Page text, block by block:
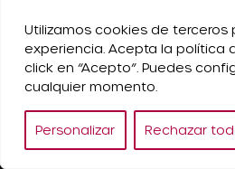
Utilizamos cookies de terceros
experiencia. Acepta la política
click en “Acepto”. Puedes
cualquier momento.
Personalizar Rechazar
SKODA ELROQ 150KW (204CV)
Desde:
505€/mes+IVA
Pedir Presupuesto